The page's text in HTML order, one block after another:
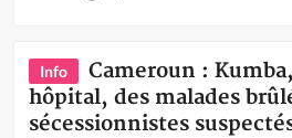
Info
Cameroun :
hôpital, des malades
sécessionnistes